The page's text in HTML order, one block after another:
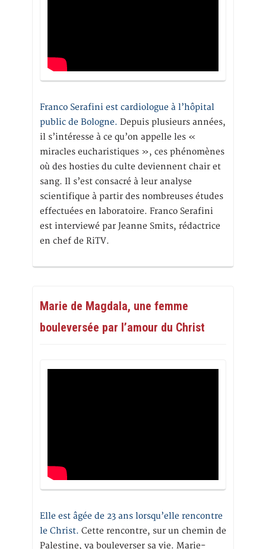
Franco Serafini est cardiologue à l’hôpital
public de Bologne. Depuis plusieurs années,
il s’intéresse à ce qu’on appelle les «
miracles eucharistiques », ces phénomènes
où des hosties du culte deviennent chair et
sang. Il s’est consacré à leur analyse
scientifique à partir des nombreuses études
effectuées en laboratoire. Franco Serafini
est interviewé par Jeanne Smits, rédactrice
en chef de RiTV.
Marie de Magdala, une femme
bouleversée par l’amour du Christ
Elle est âgée de 23 ans lorsqu’elle rencontre
le Christ. Cette rencontre, sur un chemin de
Palestine, va bouleverser sa vie. Marie-